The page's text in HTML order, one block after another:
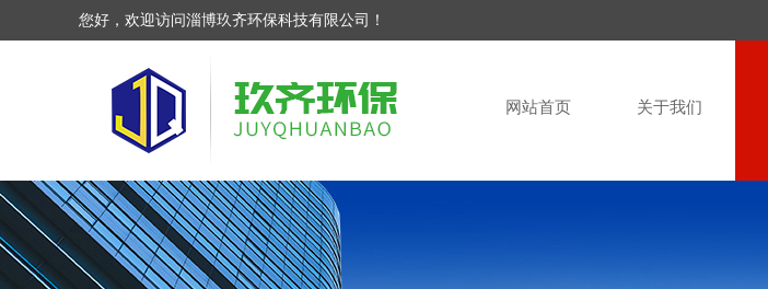
您好，欢迎访问淄博玖齐环保科技有限公司！
网站首页 关于我们